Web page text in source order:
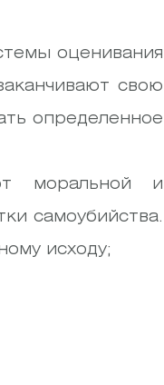
оценивания
свою
определенное
моральной и
самоубийства.
исходу;